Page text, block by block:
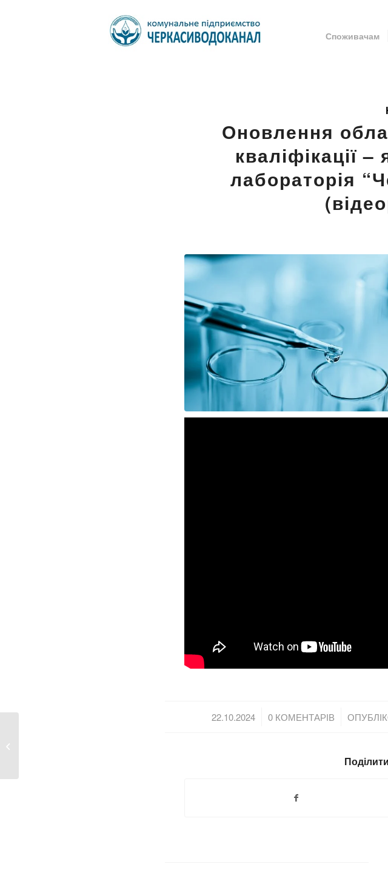
Споживачам
Оновлення
кваліфікації
лабораторія
22.10.2024
/ 0 КОМЕНТАРІВ
/